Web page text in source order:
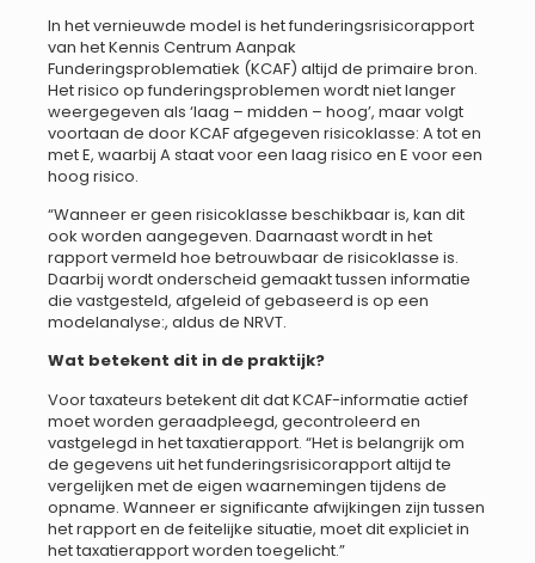
In het vernieuwde model is het funderingsrisicorapport
van het Kennis Centrum Aanpak
Funderingsproblematiek (KCAF) altijd de primaire bron.
Het risico op funderingsproblemen wordt niet langer
weergegeven als ‘laag – midden – hoog’, maar volgt
voortaan de door KCAF afgegeven risicoklasse: A tot en
met E, waarbij A staat voor een laag risico en E voor een
hoog risico.
“Wanneer er geen risicoklasse beschikbaar is, kan dit
ook worden aangegeven. Daarnaast wordt in het
rapport vermeld hoe betrouwbaar de risicoklasse is.
Daarbij wordt onderscheid gemaakt tussen informatie
die vastgesteld, afgeleid of gebaseerd is op een
modelanalyse:, aldus de NRVT.
Wat betekent dit in de praktijk?
Voor taxateurs betekent dit dat KCAF-informatie actief
moet worden geraadpleegd, gecontroleerd en
vastgelegd in het taxatierapport. “Het is belangrijk om
de gegevens uit het funderingsrisicorapport altijd te
vergelijken met de eigen waarnemingen tijdens de
opname. Wanneer er significante afwijkingen zijn tussen
het rapport en de feitelijke situatie, moet dit expliciet in
het taxatierapport worden toegelicht.”